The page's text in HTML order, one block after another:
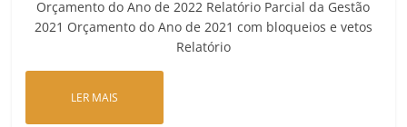
Orçamento do Ano de 2022 Relatório Parcial da Gestão
2021 Orçamento do Ano de 2021 com bloqueios e vetos
Relatório
LER MAIS